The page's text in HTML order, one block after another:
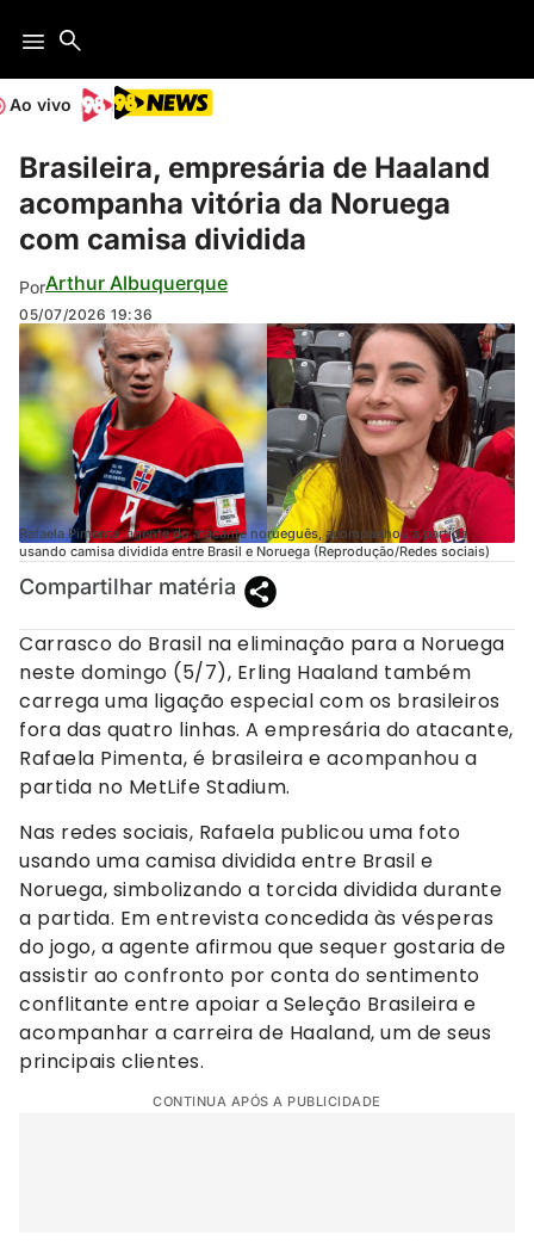
Ao vivo
Brasileira, empresária de Haaland
acompanha vitória da Noruega
com camisa dividida
PorArthur Albuquerque
05/07/2026 19:36
Rafaela Pimenta, agente do atacante norueguês, acompanhou a partida
usando camisa dividida entre Brasil e Noruega (Reprodução/Redes sociais)
Compartilhar matéria
Carrasco do Brasil na eliminação para a Noruega
neste domingo (5/7), Erling Haaland também
carrega uma ligação especial com os brasileiros
fora das quatro linhas. A empresária do atacante,
Rafaela Pimenta, é brasileira e acompanhou a
partida no MetLife Stadium.
Nas redes sociais, Rafaela publicou uma foto
usando uma camisa dividida entre Brasil e
Noruega, simbolizando a torcida dividida durante
a partida. Em entrevista concedida às vésperas
do jogo, a agente afirmou que sequer gostaria de
assistir ao confronto por conta do sentimento
conflitante entre apoiar a Seleção Brasileira e
acompanhar a carreira de Haaland, um de seus
principais clientes.
CONTINUA APÓS A PUBLICIDADE